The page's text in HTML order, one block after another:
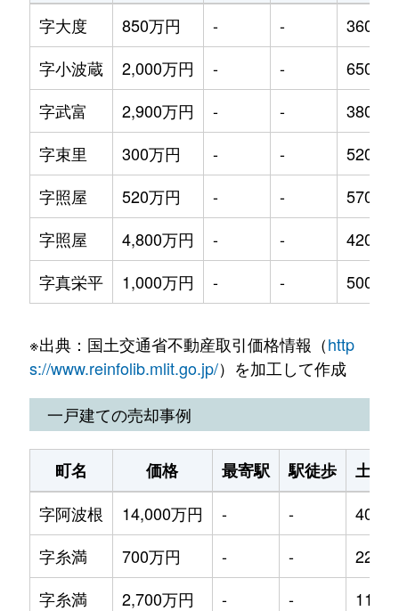
字大度
850万円 - -
360m²
字小波蔵
2,000万円 - -
650m²
字武富
2,900万円 - -
380m²
字束里
300万円 - -
520m²
字照屋
520万円 - -
570m²
字照屋
4,800万円 - -
420m²
字真栄平
1,000万円 - - 500m²
※出典：国土交通省不動産取引価格情報（http
s://www.reinfolib.mlit.go.jp/）を加工して作成
一戸建ての売却事例
町名 価格 最寄駅 駅徒歩
土地
字阿波根
14,000万円 - -
字糸満
700万円 - -
字糸満
2,700万円 - -